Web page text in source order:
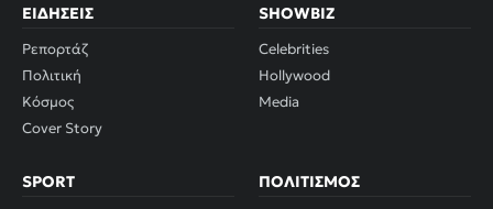
ΕΙΔΉΣΕΙΣ
Ρεπορτάζ
Πολιτική
Κόσμος
Cover Story
SHOWBIZ
Celebrities
Hollywood
Media
SPORT ΠΟΛΙΤΙΣΜΌΣ